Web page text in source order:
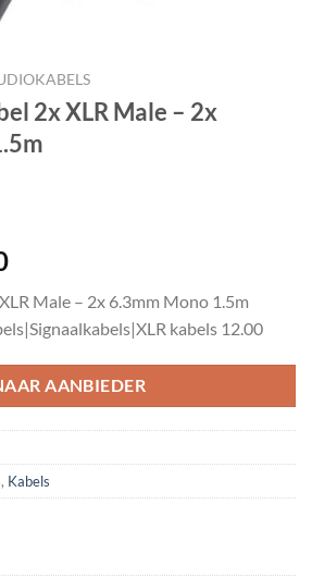
2x XLR Male – 2x
Huidige
is:
€12.00.
Male – 2x 6.3mm Mono 1.5m
kabels 12.00
AANBIEDER
, Kabels